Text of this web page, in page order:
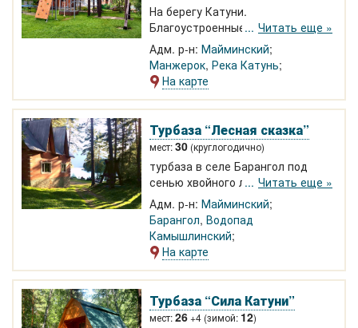
На берегу Катуни.
Благоустроенные номера: 2-3-х
местные; этаж 6-ти местный. Аил
4-х местный. Детская,
волейбольная площадка,
теннисный стол, баня. Цена
договорная! В 3-х километрах
курорт Манжерок.
Читать еще »
Адм. р-н: Майминский
Манжерок, Река Катунь
На карте
Турбаза “Лесная сказка”
мест:30 (круглогодично)
турбаза в селе Барангол под
сенью хвойного леса.
Круглогодичный отдых в
благоустроенном коттедже на 10-
15 человек и кедровом доме на 6
человек. Баня, беседка на берегу,
шашлыки, пляж, активный отдых.
Читать еще »
Адм. р-н: Майминский
Барангол, Водопад
Камышлинский
На карте
Турбаза “Сила Катуни”
мест:26+4 (зимой: 12)